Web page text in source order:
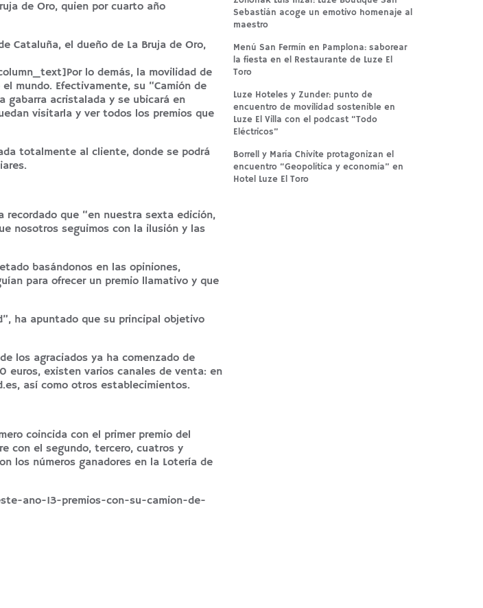
de Oro, quien por cuarto año
Cataluña, el dueño de La Bruja de Oro,
lo demás, la movilidad de
mundo. Efectivamente, su “Camión de
gabarra acristalada y se ubicará en
visitarla y ver todos los premios que
totalmente al cliente, donde se podrá
recordado que “en nuestra sexta edición,
nosotros seguimos con la ilusión y las
basándonos en las opiniones,
para ofrecer un premio llamativo y que
ha apuntado que su principal objetivo
los agraciados ya ha comenzado de
euros, existen varios canales de venta: en
así como otros establecimientos.
coincida con el primer premio del
con el segundo, tercero, cuatros y
los números ganadores en la Lotería de
ano-13-premios-con-su-camion-de-
Sebastián acoge un emotivo homenaje al
maestro
Menú San Fermín en Pamplona: saborear
la fiesta en el Restaurante de Luze El
Toro
Luze Hoteles y Zunder: punto de
encuentro de movilidad sostenible en
Luze El Villa con el podcast “Todo
Eléctricos”
Borrell y María Chivite protagonizan el
encuentro “Geopolítica y economía” en
Hotel Luze El Toro